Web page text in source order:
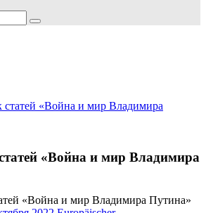
«Война и мир Владимира
«Война и мир Владимира